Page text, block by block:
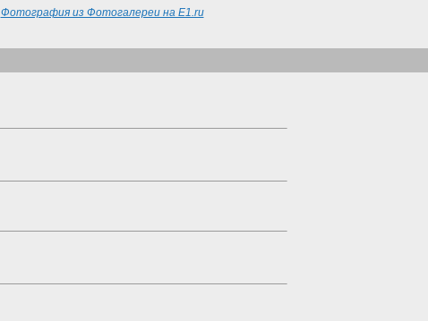
Фотография из Фотогалереи на E1.ru